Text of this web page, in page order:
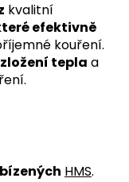
kvalitní
efektivně
kouření.
tepla a
HMS.